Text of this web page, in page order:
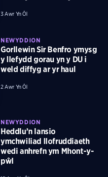
3 Awr Yn Ôl
NEWYDDION
Gorllewin Sir Benfro ymysg
y llefydd gorau yn y DU i
weld diffyg ar yr haul
2 Awr Yn Ôl
NEWYDDION
Heddlu’n lansio
ymchwiliad llofruddiaeth
wedi anhrefn ym Mhont-y-
pŵl